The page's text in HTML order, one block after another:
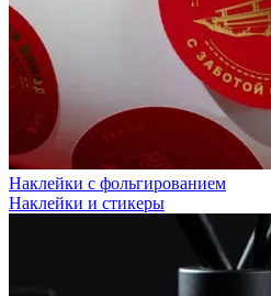
Наклейки с фольгированием
Наклейки и стикеры